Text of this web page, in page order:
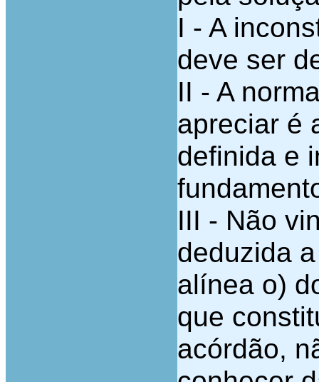
I - A
deve ser
II - A
apreciar é
definida e
III - Não
deduzida
alínea o)
que
acórdão,